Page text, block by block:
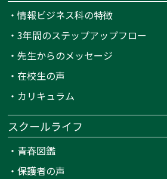
・情報ビジネス科の特徴
・3年間のステップアップフロー
・先生からのメッセージ
・在校生の声
・ カリキュラム
スクールライフ
・ 青春図鑑
・保護者の声